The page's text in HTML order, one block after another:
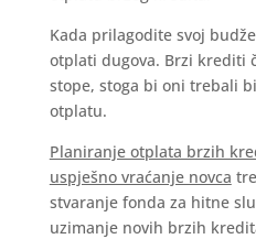
Kada prilagodite svoj
otplati dugova. Brzi krediti
stope, stoga bi oni trebali
otplatu.
Planiranje otplata brzih
uspješno vraćanje novca
stvaranje fonda za hitne
uzimanje novih brzih